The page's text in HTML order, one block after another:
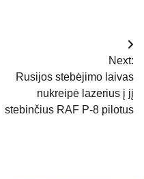
Next:
Rusijos stebėjimo laivas
nukreipė lazerius į jį
stebinčius RAF P-8 pilotus